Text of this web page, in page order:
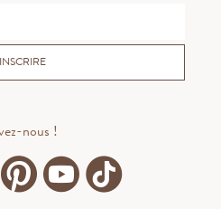
nous !